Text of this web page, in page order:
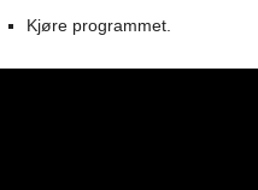
Kjøre programmet.